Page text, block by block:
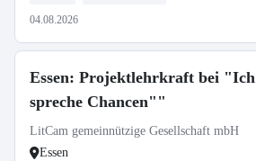
04.08.2026
Essen: Projektlehrkraft bei "Ich
spreche Chancen""
LitCam gemeinnützige Gesellschaft mbH
Essen